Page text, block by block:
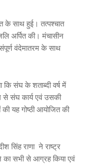
के साथ हुई। तत्पश्चात
अर्पित की। मंचासीन
वंदेमातरम के साथ
कि संघ के शताब्दी वर्ष में
संघ कार्य एवं उसकी
यह गोष्ठी आयोजित की
सिंह राणा ने राष्ट्र
का सभी से आग्रह किया एवं